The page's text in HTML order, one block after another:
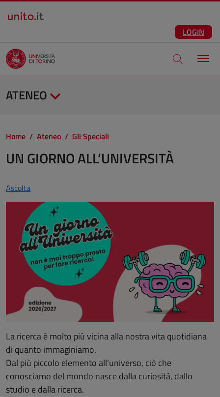
Salta al contenuto principale
LOGIN
Apri modale
ATENEO
Home Ateneo Gli Speciali
UN GIORNO ALL’UNIVERSITÀ
Ascolta
La ricerca è molto più vicina alla nostra vita quotidiana
di quanto immaginiamo.
Dal più piccolo elemento all’universo, ciò che
conosciamo del mondo nasce dalla curiosità, dallo
studio e dalla ricerca.